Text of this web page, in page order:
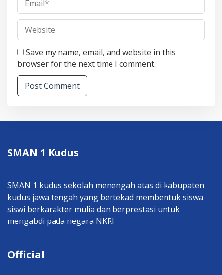
Save my name, email, and website in this
browser for the next time I comment.
SMAN 1 Kudus
SMAN 1 kudus sekolah menengah atas di kabupaten
kudus jawa tengah yang bertekad membentuk siswa
siswi berkarakter mulia dan berprestasi untuk
mengabdi pada negara NKRI
Official